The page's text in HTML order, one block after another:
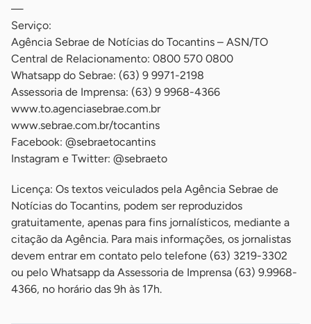
—
Serviço:
Agência Sebrae de Notícias do Tocantins – ASN/TO
Central de Relacionamento: 0800 570 0800
Whatsapp do Sebrae: (63) 9 9971-2198
Assessoria de Imprensa: (63) 9 9968-4366
www.to.agenciasebrae.com.br
www.sebrae.com.br/tocantins
Facebook: @sebraetocantins
Instagram e Twitter: @sebraeto
Licença: Os textos veiculados pela Agência Sebrae de
Notícias do Tocantins, podem ser reproduzidos
gratuitamente, apenas para fins jornalísticos, mediante a
citação da Agência. Para mais informações, os jornalistas
devem entrar em contato pelo telefone (63) 3219-3302
ou pelo Whatsapp da Assessoria de Imprensa (63) 9.9968-
4366, no horário das 9h às 17h.